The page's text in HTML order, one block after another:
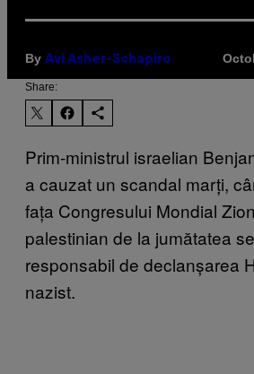
By Avi Asher-Schapiro
Share:
Prim-ministrul israelian
a cauzat un scandal marți,
fața Congresului Mondial
palestinian de la jumătatea
responsabil de declanșarea
nazist.